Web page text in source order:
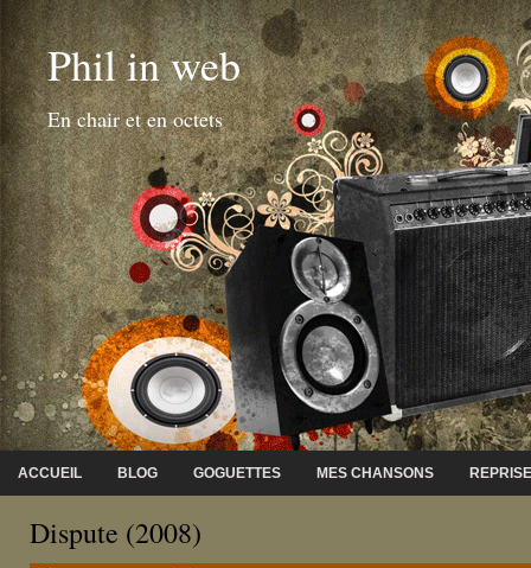
Phil in web
En chair et en octets
ACCUEIL BLOG GOGUETTES MES CHANSONS
Dispute (2008)